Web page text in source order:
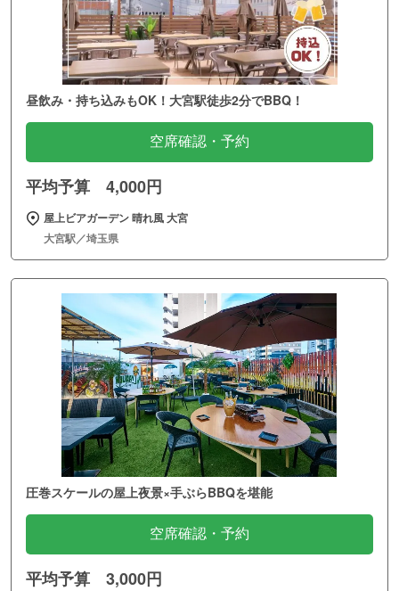
昼飲み・持ち込みもOK！大宮駅徒歩2分でBBQ！
空席確認・予約
平均予算 4,000円
屋上ビアガーデン 晴れ風 大宮
大宮駅／埼玉県
圧巻スケールの屋上夜景×手ぶらBBQを堪能
空席確認・予約
平均予算 3,000円